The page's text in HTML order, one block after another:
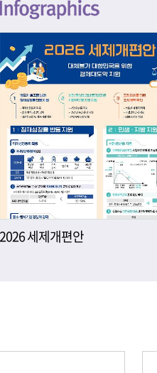
문제 해결 경험은 모두 개인의 역량으로
니다. 경제학에서는 이.......
2026 세제개편안